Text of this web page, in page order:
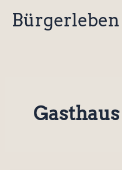
InhaltBürgerleben
Gasthaus